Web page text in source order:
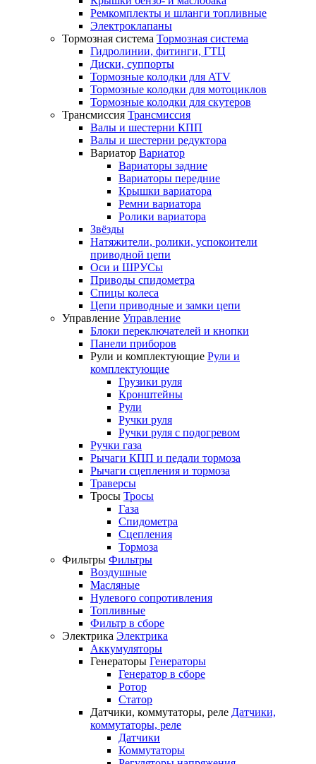
Ремкомплекты и шланги топливные
Электроклапаны
Тормозная система Тормозная система
Гидролинии, фитинги, ГТЦ
Диски, суппорты
Тормозные колодки для ATV
Тормозные колодки для мотоциклов
Тормозные колодки для скутеров
Трансмиссия Трансмиссия
Валы и шестерни КПП
Валы и шестерни редуктора
Вариатор Вариатор
Вариаторы задние
Вариаторы передние
Крышки вариатора
Ремни вариатора
Ролики вариатора
Звёзды
Натяжители, ролики, успокоители
приводной цепи
Оси и ШРУСы
Приводы спидометра
Спицы колеса
Цепи приводные и замки цепи
Управление Управление
Блоки переключателей и кнопки
Панели приборов
Рули и комплектующие Рули и
комплектующие
Грузики руля
Кронштейны
Рули
Ручки руля
Ручки руля с подогревом
Ручки газа
Рычаги КПП и педали тормоза
Рычаги сцепления и тормоза
Траверсы
Тросы Тросы
Газа
Спидометра
Сцепления
Тормоза
Фильтры Фильтры
Воздушные
Масляные
Нулевого сопротивления
Топливные
Фильтр в сборе
Электрика Электрика
Аккумуляторы
Генераторы Генераторы
Генератор в сборе
Ротор
Статор
Датчики, коммутаторы, реле Датчики,
коммутаторы, реле
Датчики
Коммутаторы